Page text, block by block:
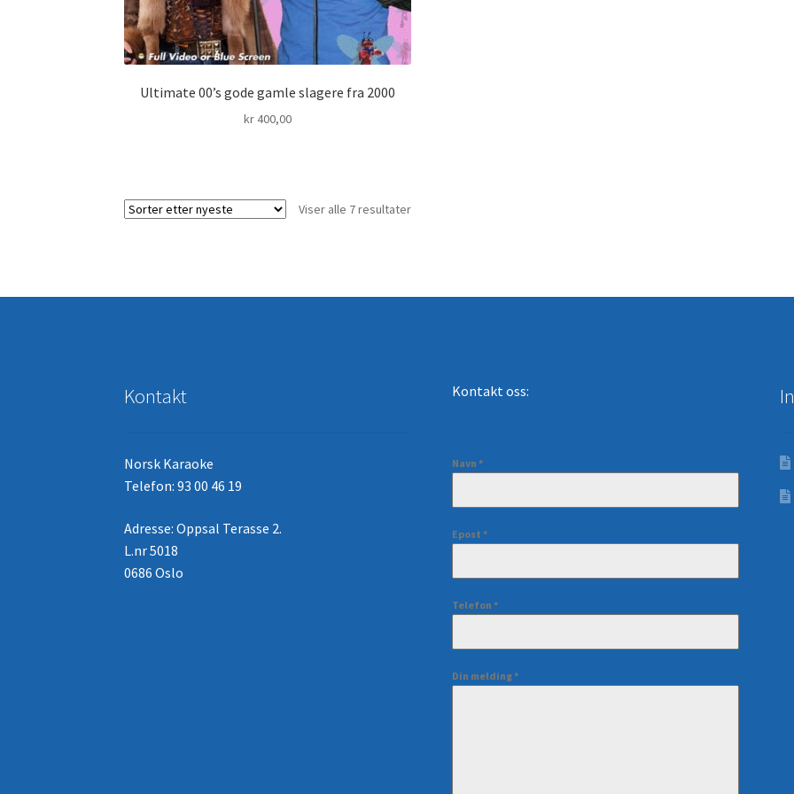
Ultimate 00’s gode gamle slagere fra 2000
kr400,00
Viser alle 7 resultaterSortert
Kontakt
Norsk Karaoke
Telefon: 93 00 46 19
Adresse: Oppsal Terasse 2.
L.nr 5018
0686 Oslo
Kontakt oss:
Navn*
Epost*
Telefon*
Din melding*